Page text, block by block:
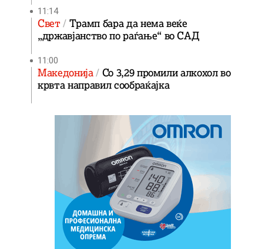
11:14
Свет Трамп бара да нема веќе
„државјанство по раѓање“ во САД
11:00
Македонија Со 3,29 промили алкохол во
крвта направил сообраќајка